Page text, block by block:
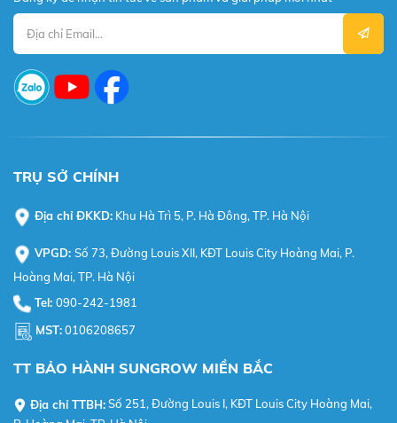
TRỤ SỞ CHÍNH
Địa chỉ ĐKKD: Khu Hà Trì 5, P. Hà Đông, TP. Hà Nội
VPGD: Số 73, Đường Louis XII, KĐT Louis City Hoàng Mai, P.
Hoàng Mai, TP. Hà Nội
Tel: 090-242-1981
MST:0106208657
TT BẢO HÀNH SUNGROW MIỀN BẮC
Địa chỉ TTBH:Số 251, Đường Louis I, KĐT Louis City Hoàng Mai,